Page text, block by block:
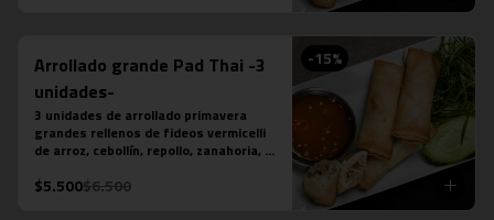
-15%
Arrollado grande Pad Thai -3
unidades-
3 unidades de arrollado primavera
grandes rellenos de fideos vermicelli
de arroz, cebollín, repollo, zanahoria,
salsa chilli dulce
$5.500$6.500